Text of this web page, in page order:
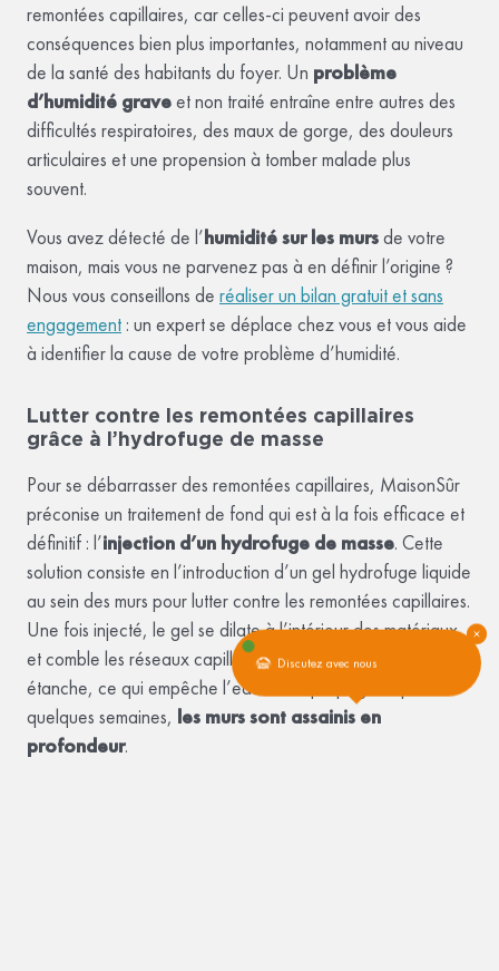
remontées capillaires, car celles-ci peuvent avoir des
conséquences bien plus importantes, notamment au niveau
de la santé des habitants du foyer. Un problème
d’humidité graveet non traité entraîne entre autres des
difficultés respiratoires, des maux de gorge, des douleurs
articulaires et une propension à tomber malade plus
souvent.
Vous avez détecté de l’humidité sur les mursde votre
maison, mais vous ne parvenez pas à en définir l’origine ?
Nous vous conseillons de réaliser un bilan gratuit et sans
engagement : un expert se déplace chez vous et vous aide
à identifier la cause de votre problème d’humidité.
Lutter contre les remontées capillaires
grâce à l’hydrofuge de masse
Pour se débarrasser des remontées capillaires, MaisonSûr
préconise un traitement de fond qui est à la fois efficace et
définitif : l’injection d’un hydrofuge de masse. Cette
solution consiste en l’introduction d’un gel hydrofuge liquide
au sein des murs pour lutter contre les remontées capillaires.
Une fois injecté, le gel se dilate à l’intérieur des matériaux
et comble les réseaux capillaires. Il crée une barrière
étanche, ce qui empêche l’eau de se propager. Après
quelques semaines, les murs sont assainis en
profondeur.
Discutez avec nous